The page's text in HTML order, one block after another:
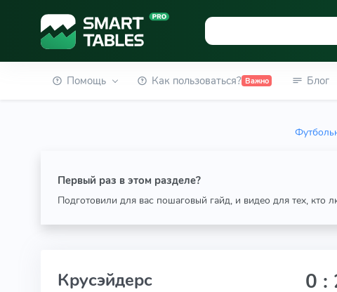
Помощь Как пользоваться? Важно Блог
Первый раз в этом разделе?
Подготовили для вас пошаговый гайд, и видео для тех, кто
Крусэйдерс 0 :